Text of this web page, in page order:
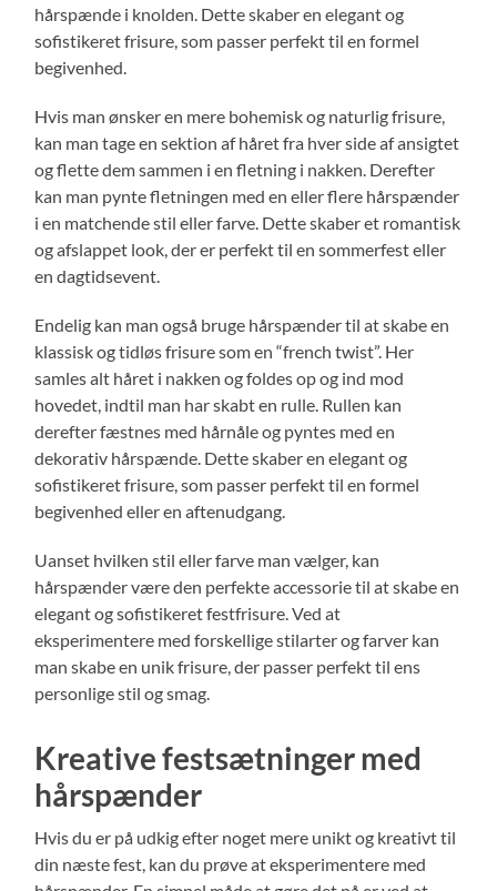
hårspænde i knolden. Dette skaber en elegant og
sofistikeret frisure, som passer perfekt til en formel
begivenhed.
Hvis man ønsker en mere bohemisk og naturlig frisure,
kan man tage en sektion af håret fra hver side af ansigtet
og flette dem sammen i en fletning i nakken. Derefter
kan man pynte fletningen med en eller flere hårspænder
i en matchende stil eller farve. Dette skaber et romantisk
og afslappet look, der er perfekt til en sommerfest eller
en dagtidsevent.
Endelig kan man også bruge hårspænder til at skabe en
klassisk og tidløs frisure som en “french twist”. Her
samles alt håret i nakken og foldes op og ind mod
hovedet, indtil man har skabt en rulle. Rullen kan
derefter fæstnes med hårnåle og pyntes med en
dekorativ hårspænde. Dette skaber en elegant og
sofistikeret frisure, som passer perfekt til en formel
begivenhed eller en aftenudgang.
Uanset hvilken stil eller farve man vælger, kan
hårspænder være den perfekte accessorie til at skabe en
elegant og sofistikeret festfrisure. Ved at
eksperimentere med forskellige stilarter og farver kan
man skabe en unik frisure, der passer perfekt til ens
personlige stil og smag.
Kreative festsætninger med
hårspænder
Hvis du er på udkig efter noget mere unikt og kreativt til
din næste fest, kan du prøve at eksperimentere med